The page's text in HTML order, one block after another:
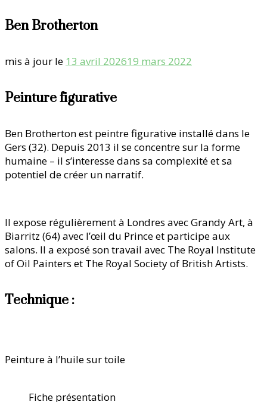
Ben Brotherton
mis à jour le 13 avril 202619 mars 2022
Peinture figurative
Ben Brotherton est peintre figurative installé dans le
Gers (32). Depuis 2013 il se concentre sur la forme
humaine – il s’interesse dans sa complexité et sa
potentiel de créer un narratif.
Il expose régulièrement à Londres avec Grandy Art, à
Biarritz (64) avec l’œil du Prince et participe aux
salons. Il a exposé son travail avec The Royal Institute
of Oil Painters et The Royal Society of British Artists.
Technique :
Peinture à l’huile sur toile
Fiche présentation